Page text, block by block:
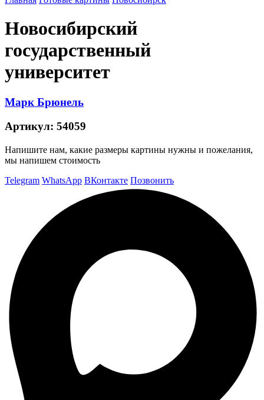
Новосибирский
государственный
университет
Марк Брюнель
Артикул: 54059
Напишите нам, какие размеры картины нужны и пожелания,
мы напишем стоимость
Telegram WhatsApp ВКонтакте Позвонить